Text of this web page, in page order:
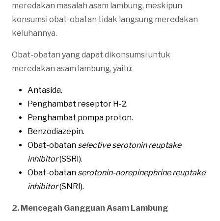
meredakan masalah asam lambung, meskipun
konsumsi obat-obatan tidak langsung meredakan
keluhannya.
Obat-obatan yang dapat dikonsumsi untuk
meredakan asam lambung, yaitu:
Antasida.
Penghambat reseptor H-2.
Penghambat pompa proton.
Benzodiazepin.
Obat-obatan selective serotonin reuptake
inhibitor(SSRI).
Obat-obatan serotonin-norepinephrine reuptake
inhibitor(SNRI).
2. Mencegah Gangguan Asam Lambung